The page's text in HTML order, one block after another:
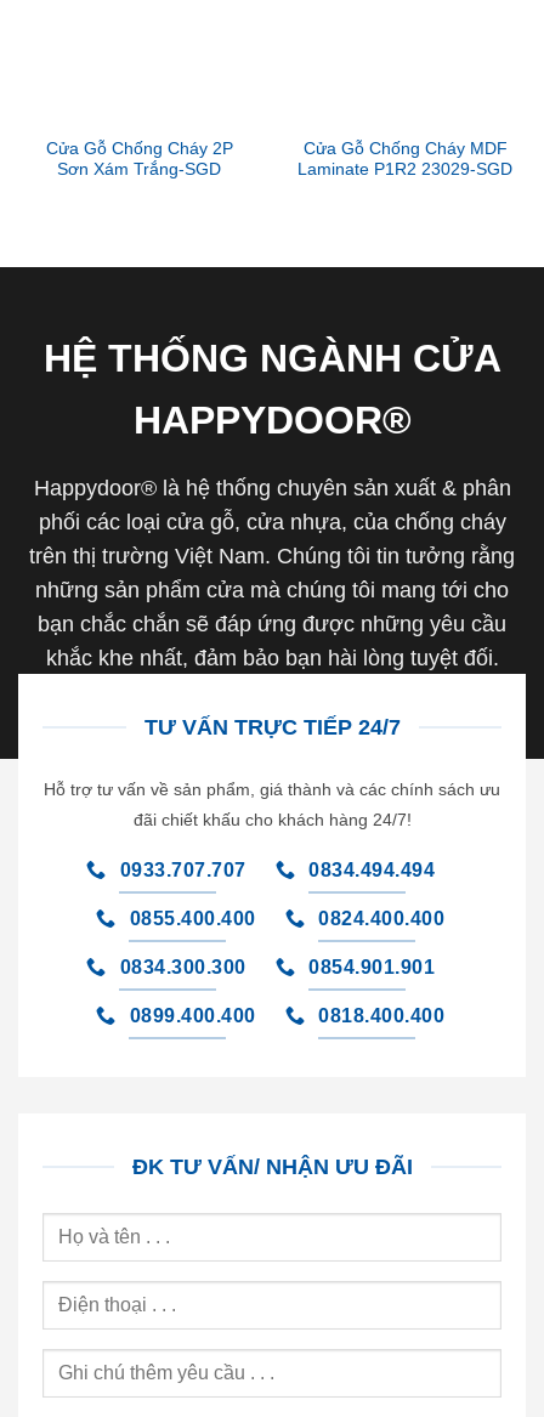
Cửa Gỗ Chống Cháy 2P
Sơn Xám Trắng-SGD
Cửa Gỗ Chống Cháy MDF
Laminate P1R2 23029-SGD
HỆ THỐNG NGÀNH CỬA
HAPPYDOOR®
Happydoor® là hệ thống chuyên sản xuất & phân
phối các loại cửa gỗ, cửa nhựa, của chống cháy
trên thị trường Việt Nam. Chúng tôi tin tưởng rằng
những sản phẩm cửa mà chúng tôi mang tới cho
bạn chắc chắn sẽ đáp ứng được những yêu cầu
khắc khe nhất, đảm bảo bạn hài lòng tuyệt đối.
TƯ VẤN TRỰC TIẾP 24/7
Hỗ trợ tư vấn về sản phẩm, giá thành và các chính sách ưu
đãi chiết khấu cho khách hàng 24/7!
0933.707.707 0834.494.494
0855.400.400 0824.400.400
0834.300.300 0854.901.901
0899.400.400 0818.400.400
ĐK TƯ VẤN/ NHẬN ƯU ĐÃI